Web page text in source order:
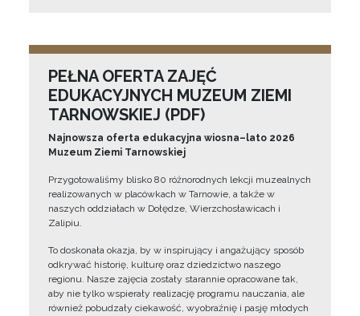
PEŁNA OFERTA ZAJĘĆ
EDUKACYJNYCH MUZEUM ZIEMI
TARNOWSKIEJ (PDF)
Najnowsza oferta edukacyjna wiosna–lato 2026
Muzeum Ziemi Tarnowskiej
Przygotowaliśmy blisko 80 różnorodnych lekcji muzealnych
realizowanych w placówkach w Tarnowie, a także w
naszych oddziałach w Dołędze, Wierzchosławicach i
Zalipiu.
To doskonała okazja, by w inspirujący i angażujący sposób
odkrywać historię, kulturę oraz dziedzictwo naszego
regionu. Nasze zajęcia zostały starannie opracowane tak,
aby nie tylko wspierały realizację programu nauczania, ale
również pobudzały ciekawość, wyobraźnię i pasję młodych